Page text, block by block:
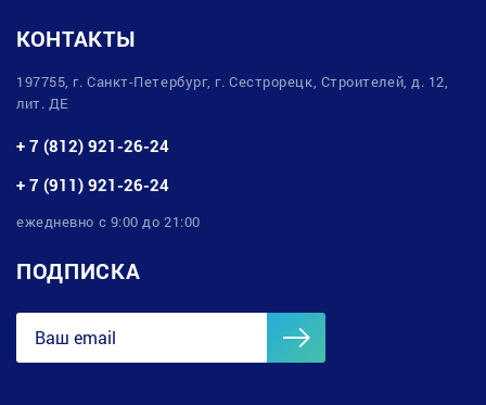
КОНТАКТЫ
197755, г. Санкт-Петербург, г. Сестрорецк, Строителей, д. 12,
лит. ДЕ
+ 7 (812) 921-26-24
+ 7 (911) 921-26-24
ежедневно с 9:00 до 21:00
ПОДПИСКА